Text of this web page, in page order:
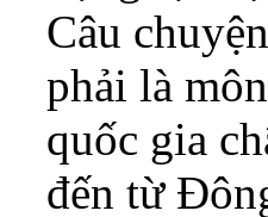
Câu
phải là
quốc gia
đến từ